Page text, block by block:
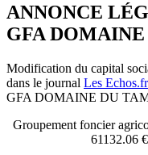
ANNONCE
GFA
Modification du capital
dans le journal Les
GFA DOMAINE DU
Groupement foncier
61132.06 €